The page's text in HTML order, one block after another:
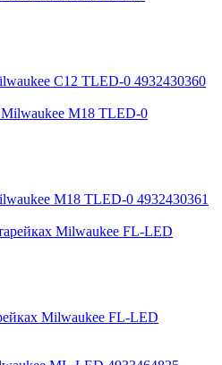
С12 TLED-0 4932430360
M18 TLED-0 4932430361
Milwaukee FL-LED